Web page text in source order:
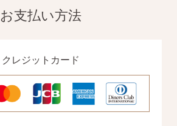
お支払い方法
クレジットカード